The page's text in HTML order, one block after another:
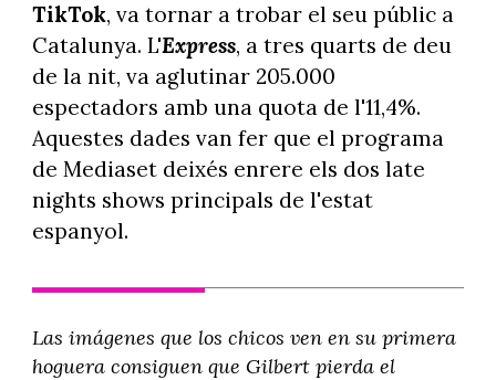
TikTok, va tornar a trobar el seu públic a
Catalunya. L'Express, a tres quarts de deu
de la nit, va aglutinar 205.000
espectadors amb una quota de l'11,4%.
Aquestes dades van fer que el programa
de Mediaset deixés enrere els dos late
nights shows principals de l'estat
espanyol.
Las imágenes que los chicos ven en su primera
hoguera consiguen que Gilbert pierda el